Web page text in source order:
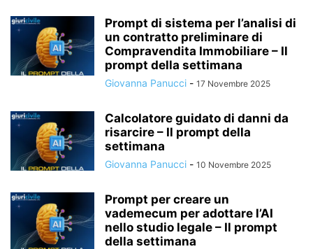
Prompt di sistema per l’analisi di
un contratto preliminare di
Compravendita Immobiliare – Il
prompt della settimana
Giovanna Panucci - 17 Novembre 2025
Calcolatore guidato di danni da
risarcire – Il prompt della
settimana
Giovanna Panucci - 10 Novembre 2025
Prompt per creare un
vademecum per adottare l’AI
nello studio legale – Il prompt
della settimana